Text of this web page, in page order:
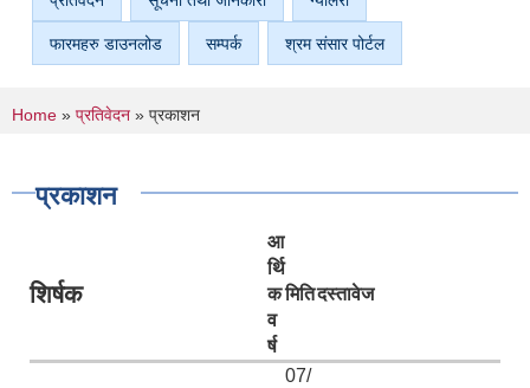
फारमहरु डाउनलोड सम्पर्क श्रम संसार पोर्टल
You are here
Home » प्रतिवेदन » प्रकाशन
प्रकाशन
शिर्षक
आ
र्थि
क
व
र्ष
मितिदस्तावेज
07/